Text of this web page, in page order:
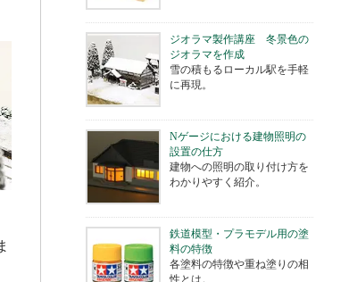
ジオラマ製作講座 冬景色の
ジオラマを作成
雪の積もるローカル駅を手軽
に再現。
Nゲージにおける建物照明の
設置の仕方
建物への照明の取り付け方を
わかりやすく紹介。
鉄道模型・プラモデル用の塗
料の特徴
各塗料の特徴や重ね塗りの相